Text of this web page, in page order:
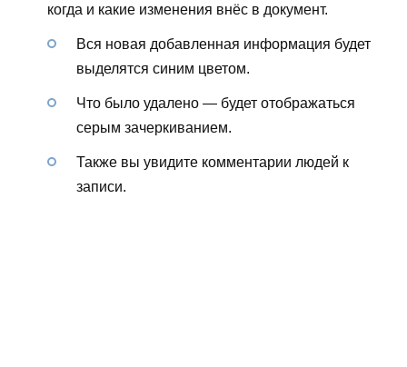
когда и какие изменения внёс в документ.
Вся новая добавленная информация будет
выделятся синим цветом.
Что было удалено — будет отображаться
серым зачеркиванием.
Также вы увидите комментарии людей к
записи.